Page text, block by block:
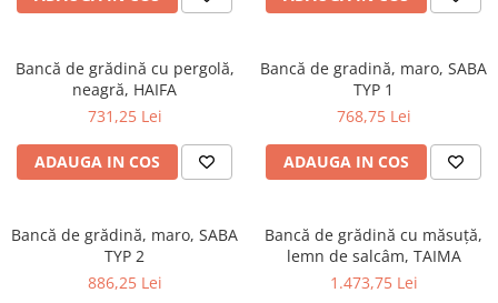
Set mobilier Hol modern cu
panouri tapitate
Seturi hol cuiere
Mobilier Birou
Fotolii
Birouri pe colt
Canapele birou
Bancă de grădină cu pergolă,
neagră, HAIFA
731,25 Lei
ADAUGA IN COS
Bancă de gradină, maro, SABA
TYP 1
768,75 Lei
ADAUGA IN COS
Bancă de grădină, maro, SABA
TYP 2
886,25 Lei
Bancă de grădină cu măsuţă,
lemn de salcâm, TAIMA
1.473,75 Lei